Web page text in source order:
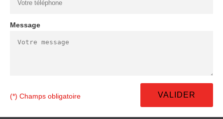
Message
(*) Champs obligatoire